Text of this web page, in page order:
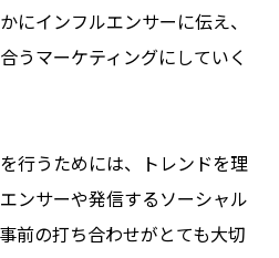
にインフルエンサーに伝え、
うマーケティングにしていく
行うためには、トレンドを理
ンサーや発信するソーシャル
前の打ち合わせがとても大切